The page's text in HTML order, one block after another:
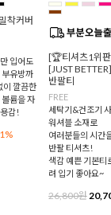
착커버
입어도
유방까
이 깔끔한
볼륨을 자
감!
[🏆티셔츠1위
[JUST
반팔티
FREE
세탁기&건조기
워셔블 소재로
여러분들의 시간
반팔 티셔츠!
색감 예쁜 기본티
려 입기 좋아요~
26,800원